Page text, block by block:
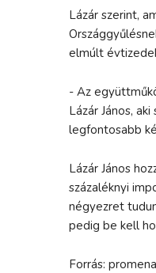
Lázár szerint,
elmúlt
- Az
Lázár János,
legfontosabb
Lázár János
százaléknyi
négyezret
pedig be kell
Forrás: